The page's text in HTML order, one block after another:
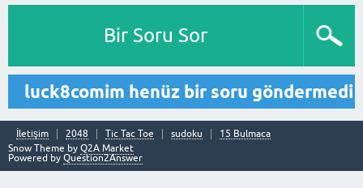
Bir Soru Sor
luck8comim henüz bir soru göndermedi
İletişim 2048 Tic Tac Toe sudoku
15 Bulmaca
Snow Theme by Q2A Market
Powered by Question2Answer